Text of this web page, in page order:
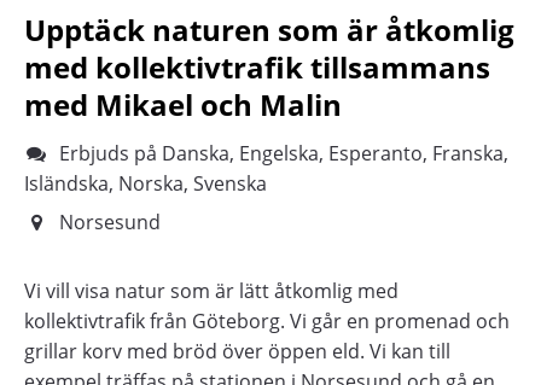
Upptäck naturen som är åtkomlig
med kollektivtrafik tillsammans
med Mikael och Malin
Erbjuds på Danska, Engelska, Esperanto, Franska,
Isländska, Norska, Svenska
Norsesund
Vi vill visa natur som är lätt åtkomlig med
kollektivtrafik från Göteborg. Vi går en promenad och
grillar korv med bröd över öppen eld. Vi kan till